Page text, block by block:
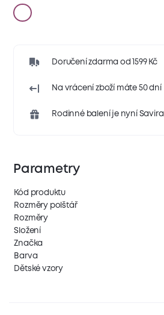
Doručení zdarma od 1599 Kč
Na vrácení zboží máte 50 dní
Rodinné balení je nyní Savira
Parametry
Kód produktu
Rozměry polštář
Rozměry
Složení
Značka
Barva
Dětské vzory